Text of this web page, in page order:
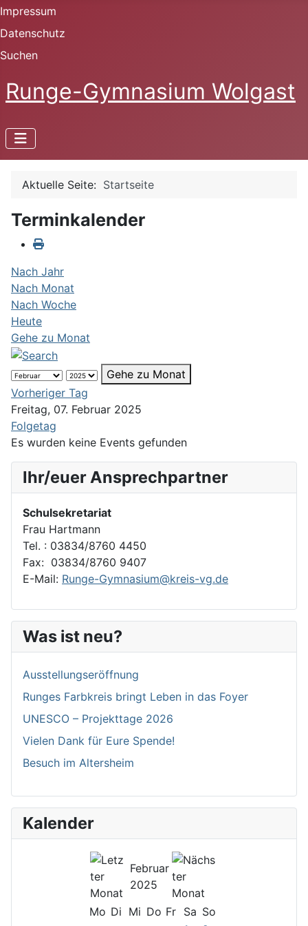
Impressum
Datenschutz
Suchen
Runge-Gymnasium Wolgast
Aktuelle Seite: Startseite
Terminkalender
Nach Jahr
Nach Monat
Nach Woche
Heute
Gehe zu Monat
Gehe zu Monat
Vorheriger Tag
Freitag, 07. Februar 2025
Folgetag
Es wurden keine Events gefunden
Ihr/euer Ansprechpartner
Schulsekretariat
Frau Hartmann
Tel. : 03834/8760 4450
Fax: 03834/8760 9407
E-Mail: Runge-Gymnasium@kreis-vg.de
Was ist neu?
Ausstellungseröffnung
Runges Farbkreis bringt Leben in das Foyer
UNESCO – Projekttage 2026
Vielen Dank für Eure Spende!
Besuch im Altersheim
Kalender
Februar
2025
Mo Di Mi Do Fr Sa So